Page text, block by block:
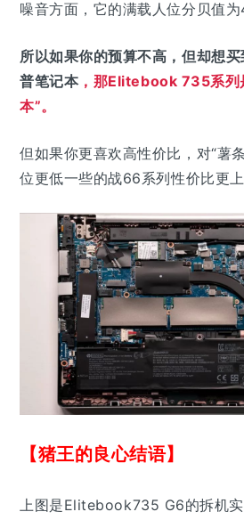
噪音方面，它的满载人位分贝值为
所以如果你的预算不高，但却想
普笔记本，那Elitebook 735系列
本”。
但如果你更喜欢高性价比，对“薯
位更低一些的战66系列性价比更上
【猪王的良心结语】
上图是Elitebook735 G6的拆机